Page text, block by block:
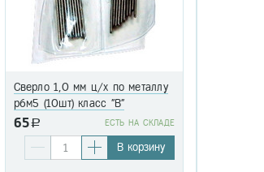
Сверло 1,0 мм ц/х по металлу
р6м5 (10шт) класс "В"
65a EСТЬ НА СКЛАДЕ
В корзину